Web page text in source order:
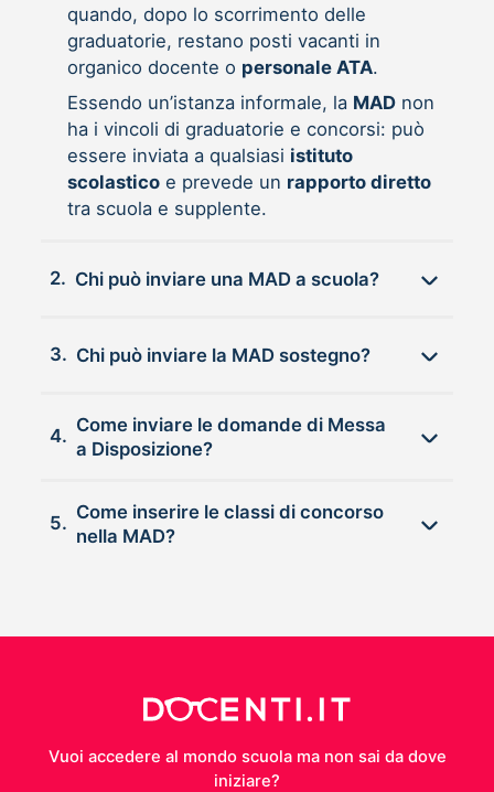
quando, dopo lo scorrimento delle
graduatorie, restano posti vacanti in
organico docente o personale ATA.
Essendo un’istanza informale, la MADnon
ha i vincoli di graduatorie e concorsi: può
essere inviata a qualsiasi istituto
scolasticoe prevede un rapporto diretto
tra scuola e supplente.
2. Chi può inviare una MAD a scuola?
3. Chi può inviare la MAD sostegno?
4.
Come inviare le domande di Messa
a Disposizione?
5.
Come inserire le classi di concorso
nella MAD?
Vuoi accedere al mondo scuola ma non sai da dove
iniziare?